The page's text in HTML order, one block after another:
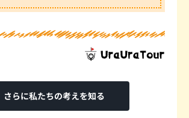
さらに私たちの考えを知る